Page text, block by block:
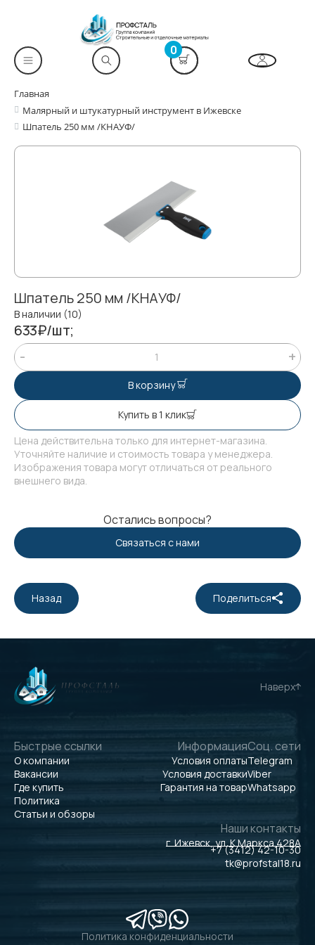
0
Главная
Малярный и штукатурный инструмент в Ижевске
Шпатель 250 мм /КНАУФ/
Шпатель 250 мм /КНАУФ/
В наличии (10)
633₽/шт;
В корзину
Купить в 1 клик
Цена действительна только для интернет-магазина.
Уточняйте наличие и стоимость товара у менеджера.
Изображения товара могут отличаться от реального
внешнего вида.
Остались вопросы?
Связаться с нами
Назад Поделиться
Наверх
Быстрые ссылки
О компании
Вакансии
Где купить
Политика
Статьи и обзоры
Информация
Условия оплаты
Условия доставки
Гарантия на товар
Соц. сети
Telegram
Viber
Whatsapp
Наши контакты
г. Ижевск, ул. К.Маркса 428А
+7 (3412) 42-10-30
tk@profstal18.ru
Политика конфиденциальности